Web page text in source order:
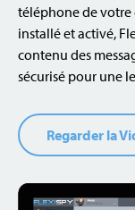
téléphone de votre
installé et activé,
contenu des
sécurisé pour une
Regarder la